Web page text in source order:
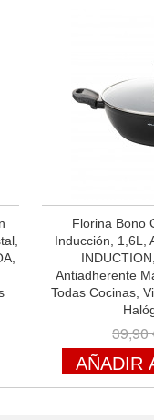
Florina Bono
Inducción, 1,6L,
Antiadherente
Todas Cocinas,
39,90
AÑADIR